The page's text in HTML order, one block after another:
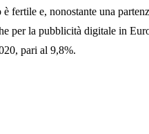
fertile e, nonostante una
per la pubblicità digitale in
pari al 9,8%.